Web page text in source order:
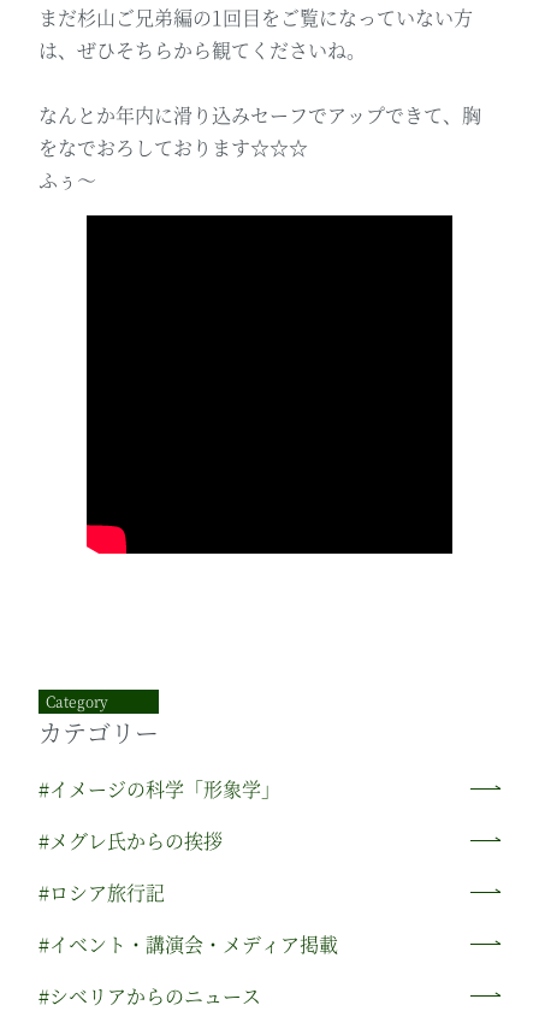
まだ杉山ご兄弟編の1回目をご覧になっていない方
は、ぜひそちらから観てくださいね。
なんとか年内に滑り込みセーフでアップできて、胸
をなでおろしております☆☆☆
ふぅ～
Category
カテゴリー
#イメージの科学「形象学」
#メグレ氏からの挨拶
#ロシア旅行記
#イベント・講演会・メディア掲載
#シベリアからのニュース